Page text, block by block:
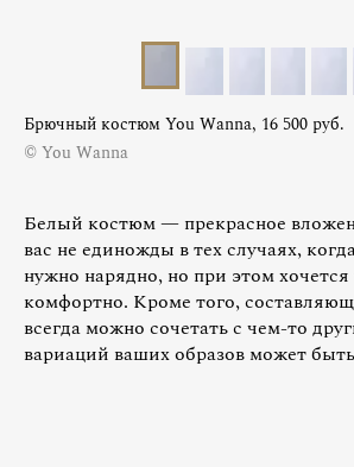
Брючный костюм You Wanna, 16 500 руб.
© You Wanna
Белый костюм — прекрасное
вас не единожды в тех случаях,
нужно нарядно, но при этом хочется
комфортно. Кроме того,
всегда можно сочетать с чем-то
вариаций ваших образов может